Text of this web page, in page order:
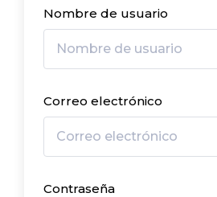
Nombre de usuario
Correo electrónico
Contraseña